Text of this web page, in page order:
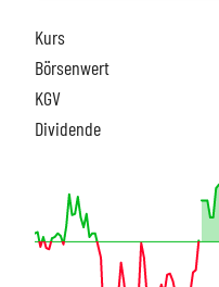
Kurs
Börsenwert
KGV
Dividende